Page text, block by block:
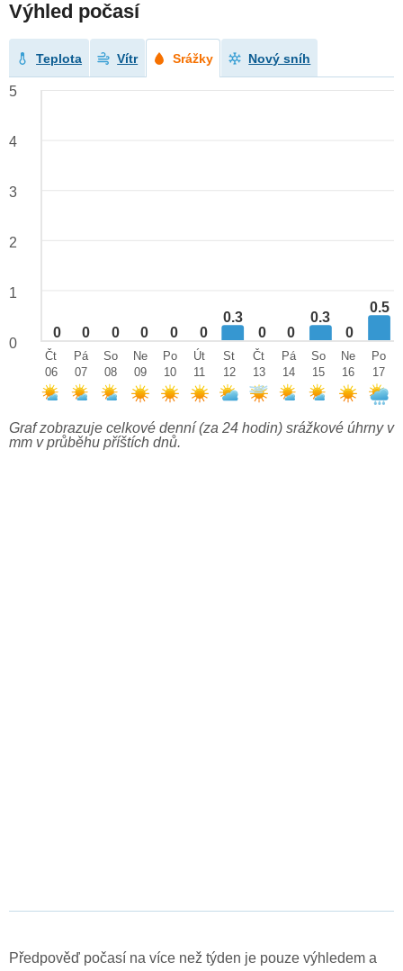
Výhled počasí
Teplota Vítr Srážky Nový sníh
0 0 0 0 0 0
0.3
0 0
0.3
0
0.5
5
4
3
2
1
0
Čt
06
Pá
07
So
08
Ne
09
Po
10
Út
11
St
12
Čt
13
Pá
14
So
15
Ne
16
Po
17
Graf zobrazuje celkové denní (za 24 hodin) srážkové úhrny v
mm v průběhu příštích dnů.
Předpověď počasí na více než týden je pouze výhledem a